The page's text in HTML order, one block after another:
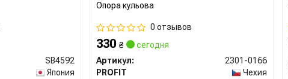
SB4592
Япония
Опора кульова
0 отзывов
330₴
сегодня
Артикул:
2301-0166
PROFIT
Чехия